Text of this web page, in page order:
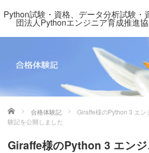
Python試験・資格、データ分析試験・
団法人Pythonエンジニア育成推進
ホーム 合格体験記
Giraffe様のPython 3 エ
験記を公開しました
Giraffe様のPython 3 エン